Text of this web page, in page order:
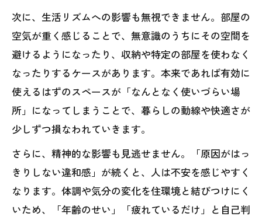
次に、生活リズムへの影響も無視できません。部屋の
空気が重く感じることで、無意識のうちにその空間を
避けるようになったり、収納や特定の部屋を使わなく
なったりするケースがあります。本来であれば有効に
使えるはずのスペースが「なんとなく使いづらい場
所」になってしまうことで、暮らしの動線や快適さが
少しずつ損なわれていきます。
さらに、精神的な影響も見逃せません。「原因がはっ
きりしない違和感」が続くと、人は不安を感じやすく
なります。体調や気分の変化を住環境と結びつけにく
いため、「年齢のせい」「疲れているだけ」と自己判